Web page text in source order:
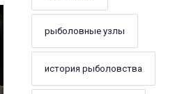
рыболовные узлы
история рыболовства